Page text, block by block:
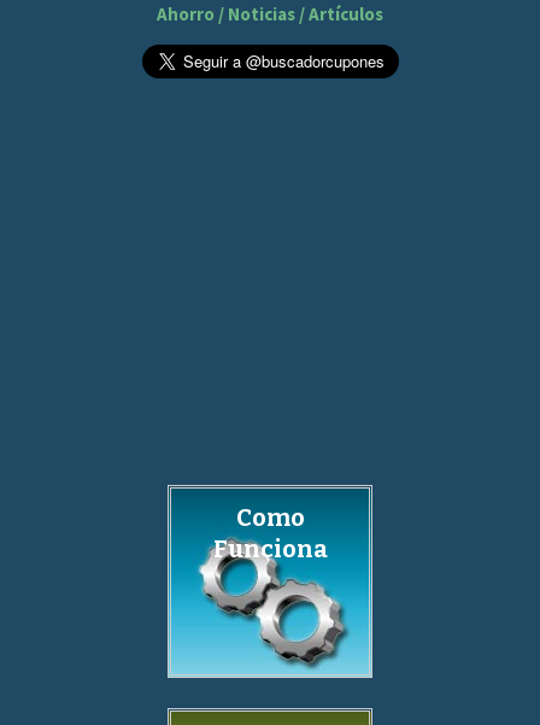
Ahorro / Noticias / Artículos
Como
Funciona